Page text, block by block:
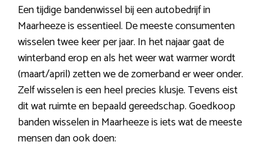
Een tijdige bandenwissel bij een autobedrijf in
Maarheeze is essentieel. De meeste consumenten
wisselen twee keer per jaar. In het najaar gaat de
winterband erop en als het weer wat warmer wordt
(maart/april) zetten we de zomerband er weer onder.
Zelf wisselen is een heel precies klusje. Tevens eist
dit wat ruimte en bepaald gereedschap. Goedkoop
banden wisselen in Maarheeze is iets wat de meeste
mensen dan ook doen: